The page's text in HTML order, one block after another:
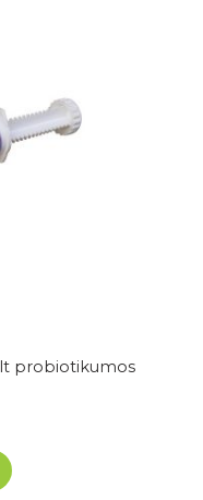
probiotikumos